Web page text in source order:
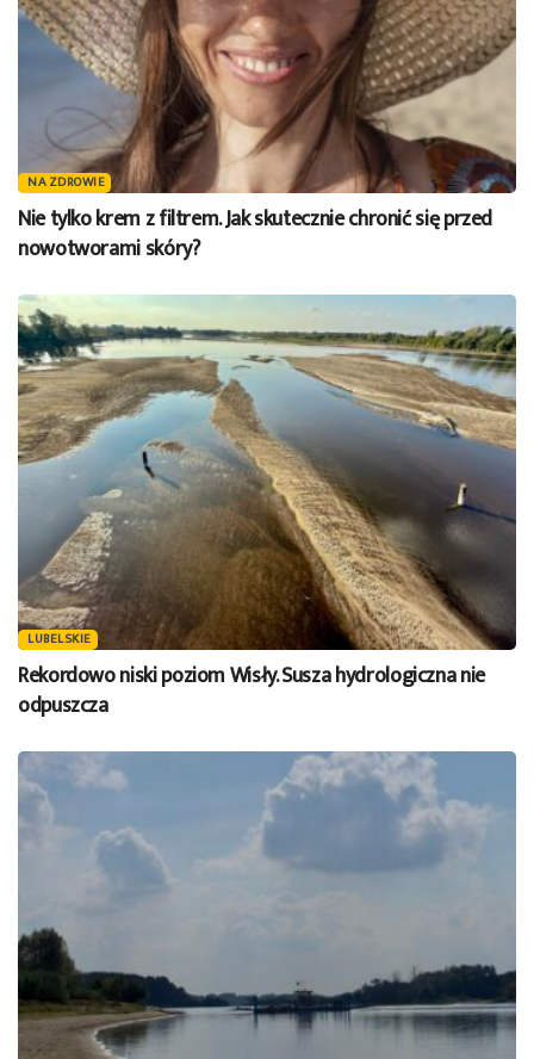
NA ZDROWIE
Nie tylko krem z filtrem. Jak skutecznie chronić się przed
nowotworami skóry?
LUBELSKIE
Rekordowo niski poziom Wisły. Susza hydrologiczna nie
odpuszcza